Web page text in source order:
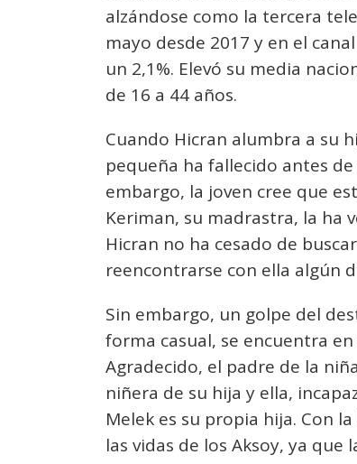
alzándose como la tercera
mayo desde 2017 y en el
un 2,1%. Elevó su media
de 16 a 44 años.
Cuando Hicran alumbra a su
pequeña ha fallecido antes
embargo, la joven cree que
Keriman, su madrastra, la ha
Hicran no ha cesado de
reencontrarse con ella algún
Sin embargo, un golpe del
forma casual, se encuentra
Agradecido, el padre de la
niñera de su hija y ella,
Melek es su propia hija. Con
las vidas de los Aksoy, ya